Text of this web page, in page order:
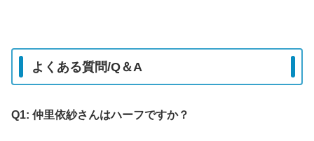
よくある質問/Q＆A
Q1: 仲里依紗さんはハーフですか？